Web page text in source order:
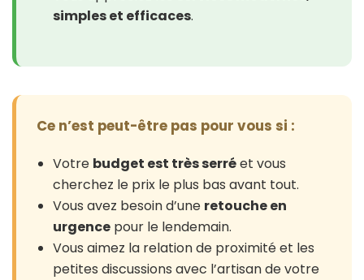
simples et efficaces.
Ce n’est peut-être pas pour vous si :
Votre budget est très serréet vous
cherchez le prix le plus bas avant tout.
Vous avez besoin d’une retouche en
urgence pour le lendemain.
Vous aimez la relation de proximité et les
petites discussions avec l’artisan de votre